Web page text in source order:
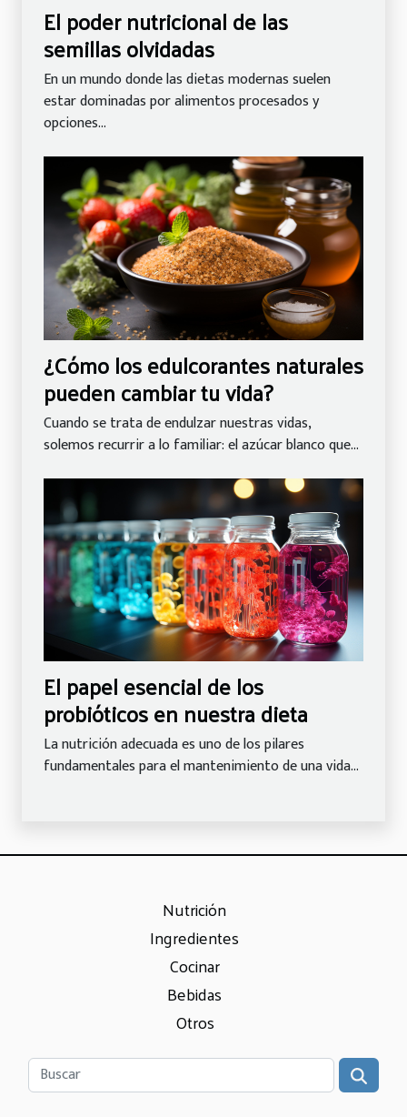
El poder nutricional de las
semillas olvidadas
En un mundo donde las dietas modernas suelen
estar dominadas por alimentos procesados y
opciones...
¿Cómo los edulcorantes naturales
pueden cambiar tu vida?
Cuando se trata de endulzar nuestras vidas,
solemos recurrir a lo familiar: el azúcar blanco que...
El papel esencial de los
probióticos en nuestra dieta
La nutrición adecuada es uno de los pilares
fundamentales para el mantenimiento de una vida...
Nutrición
Ingredientes
Cocinar
Bebidas
Otros